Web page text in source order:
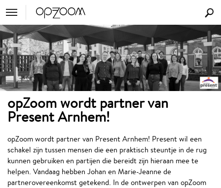
opZoom wordt partner van
Present Arnhem!
opZoom wordt partner van Present Arnhem! Present wil een
schakel zijn tussen mensen die een praktisch steuntje in de rug
kunnen gebruiken en partijen die bereidt zijn hieraan mee te
helpen. Vandaag hebben Johan en Marie-Jeanne de
partnerovereenkomst getekend. In de ontwerpen van opZoom